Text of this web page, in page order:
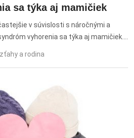
sa týka aj mamičiek
v súvislosti s náročnými a
vyhorenia sa týka aj mamičiek.
vyhorenie matiek,
syndróm vyhorenia u mám,
a rodina